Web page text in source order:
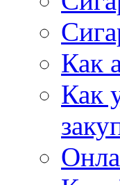
Как
Как